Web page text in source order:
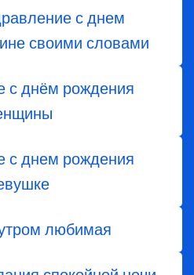
с днем
своими словами
с днём рождения
с днем рождения
любимая